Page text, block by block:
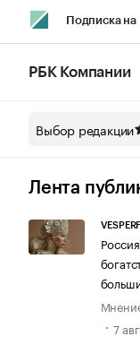
Подписка на
Технологии
РБК Компании
Выбор редакции
Лента
7